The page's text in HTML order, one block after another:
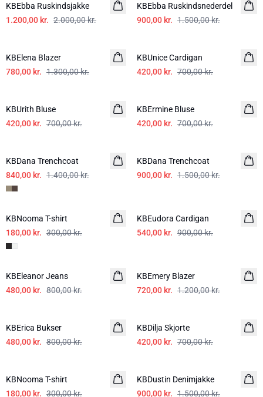
KBEbba Ruskindsjakke
1.200,00 kr. 2.000,00 kr.
KBEbba Ruskindsnederdel
900,00 kr. 1.500,00 kr.
KBElena Blazer
780,00 kr. 1.300,00 kr.
KBUnice Cardigan
420,00 kr. 700,00 kr.
KBUrith Bluse
420,00 kr. 700,00 kr.
KBErmine Bluse
420,00 kr. 700,00 kr.
KBDana Trenchcoat
840,00 kr. 1.400,00 kr.
KBDana Trenchcoat
900,00 kr. 1.500,00 kr.
-40%
KBNooma T-shirt
180,00 kr. 300,00 kr.
KBEudora Cardigan
540,00 kr. 900,00 kr.
-40%
KBEleanor Jeans
480,00 kr. 800,00 kr.
KBEmery Blazer
720,00 kr. 1.200,00 kr.
KBErica Bukser
480,00 kr. 800,00 kr.
KBDilja Skjorte
420,00 kr. 700,00 kr.
KBNooma T-shirt
180,00 kr. 300,00 kr.
KBDustin Denimjakke
900,00 kr. 1.500,00 kr.